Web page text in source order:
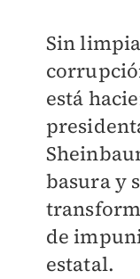
Sin
está
basura y
de
estatal.